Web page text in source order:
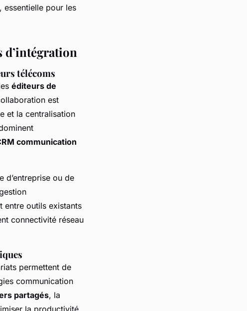
essentielle pour les
d’intégration
télécoms
éditeurs de
est
et la centralisation
communication
d’entreprise ou de
entre outils existants
connectivité réseau
permettent de
communication
partagés, la
la productivité